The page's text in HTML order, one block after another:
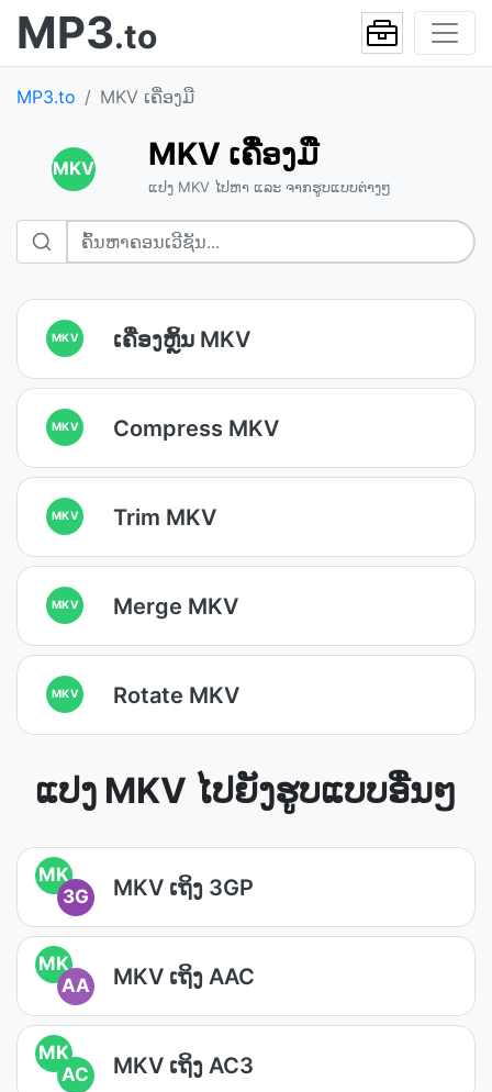
MP3.to
MP3.to MKV ເຄື່ອງມື
MKV MKV ເຄື່ອງມື
ແປງ MKV ໄປຫາ ແລະ ຈາກຮູບແບບຕ່າງໆ
MKV ເຄື່ອງຫຼິ້ນ MKV
MKV Compress MKV
MKV Trim MKV
MKV Merge MKV
MKV Rotate MKV
ແປງ MKV ໄປຍັງຮູບແບບອື່ນໆ
MK
3G
MKV ເຖິງ 3GP
MK
AA
MKV ເຖິງ AAC
MK
AC
MKV ເຖິງ AC3